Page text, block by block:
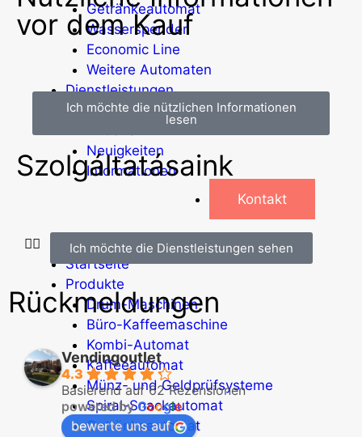
Getränkeautomat
Wasserspender
Economic Line
Weitere Automaten
Dienstleistungen
Blog
Neuigkeiten
Informationen
Kontakt
Startseite
Produkte
Drum-Maschinen
Büro-Kaffeemaschine
Kombi-Automat
Kaffeeautomat
Münz- und Geldprüfsysteme
Spiral-Snackautomat
Getränkeautomat
vor dem Kauf
Ich möchte die nützlichen Informationen
lesen
Szolgáltatásaink
Ich möchte die Dienstleistungen sehen
Rückmeldungen
Vendingoutlet
4.3
Basierend auf 62 Rezensionen
powered byGoogle
bewerte uns auf